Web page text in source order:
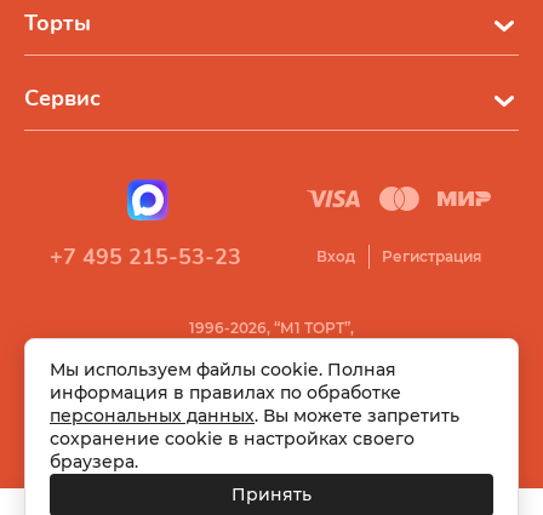
Торты
Сервис
1996-2026, “М1 ТОРТ”,
+7 495 215-53-23 Вход Регистрация
Мы используем файлы cookie. Полная
информация в правилах по обработке
персональных данных. Вы можете запретить
сохранение cookie в настройках своего
браузера.
Принять